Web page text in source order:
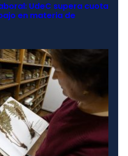
UdeC supera cuota
en materia de